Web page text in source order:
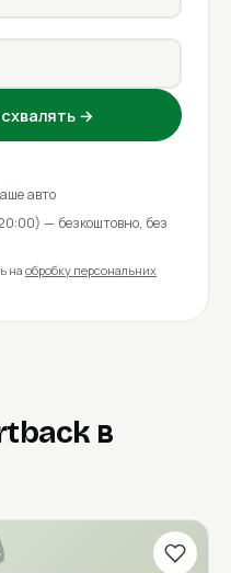
→
авто
— безкоштовно, без
на обробку персональних
в